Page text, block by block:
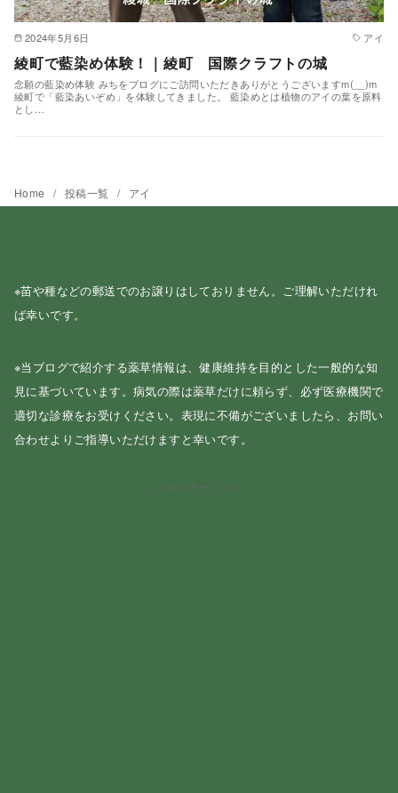
2024年5月6日 アイ
綾町で藍染め体験！｜綾町 国際クラフトの城
念願の藍染め体験 みちをブログにご訪問いただきありがとうございますm(__)m
綾町で「藍染あいぞめ」を体験してきました。 藍染めとは植物のアイの葉を原料
とし…
Home 投稿一覧 アイ
※苗や種などの郵送でのお譲りはしておりません。ご理解いただけれ
ば幸いです。
※当ブログで紹介する薬草情報は、健康維持を目的とした一般的な知
見に基づいています。病気の際は薬草だけに頼らず、必ず医療機関で
適切な診療をお受けください。表現に不備がございましたら、お問い
合わせよりご指導いただけますと幸いです。
スポンサーリンク